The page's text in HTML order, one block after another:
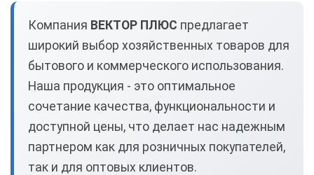
Компания ВЕКТОР ПЛЮС предлагает
широкий выбор хозяйственных товаров для
бытового и коммерческого использования.
Наша продукция - это оптимальное
сочетание качества, функциональности и
доступной цены, что делает нас надежным
партнером как для розничных покупателей,
так и для оптовых клиентов.